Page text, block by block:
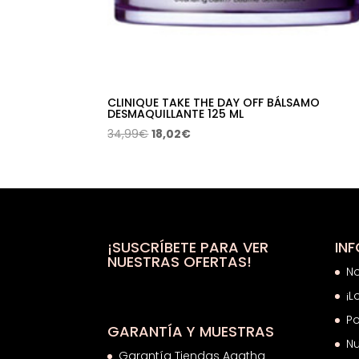
CLINIQUE TAKE THE DAY OFF BÁLSAMO
DESMAQUILLANTE 125 ML
34,99€El
era:
18,02€El
es:
¡SUSCRÍBETE PARA VER
NUESTRAS OFERTAS!
GARANTÍA Y MUESTRAS
Garantía Tiendas Agatha